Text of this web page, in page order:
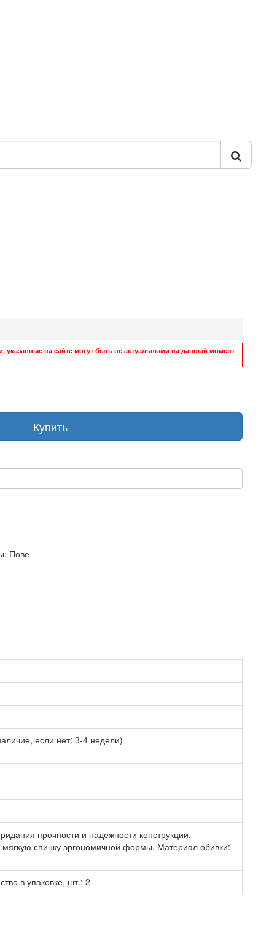
на сайте могут быть не актуальными на данный момент
Купить
Пове
если нет: 3-4 недели)
прочности и надежности конструкции,
спинку эргономичной формы. Материал обивки:
в упаковке, шт.: 2